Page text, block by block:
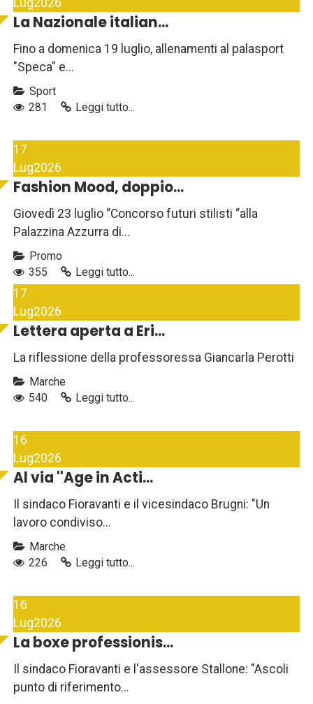
Lug2026
La Nazionale italian...
Fino a domenica 19 luglio, allenamenti al palasport
"Speca" e...
Sport
281
Leggi tutto...
17
Lug2026
Fashion Mood, doppio...
Giovedì 23 luglio “Concorso futuri stilisti “alla
Palazzina Azzurra di...
Promo
355
Leggi tutto...
17
Lug2026
Lettera aperta a Eri...
La riflessione della professoressa Giancarla Perotti
Marche
540
Leggi tutto...
16
Lug2026
Al via ''Age in Acti...
Il sindaco Fioravanti e il vicesindaco Brugni: "Un
lavoro condiviso...
Marche
226
Leggi tutto...
16
Lug2026
La boxe professionis...
Il sindaco Fioravanti e l'assessore Stallone: "Ascoli
punto di riferimento...